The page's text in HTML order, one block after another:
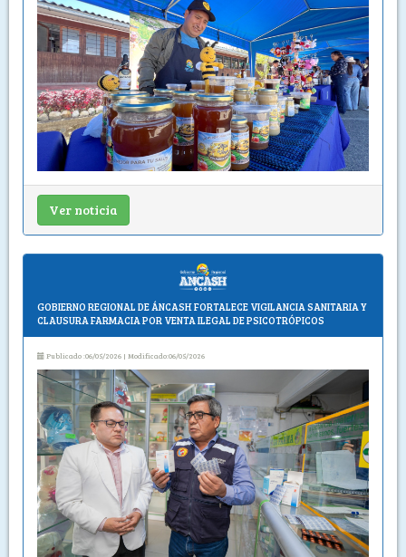
Ver noticia
GOBIERNO REGIONAL DE ÁNCASH FORTALECE VIGILANCIA SANITARIA Y
CLAUSURA FARMACIA POR VENTA ILEGAL DE PSICOTRÓPICOS
Publicado :06/05/2026 | Modificado:06/05/2026